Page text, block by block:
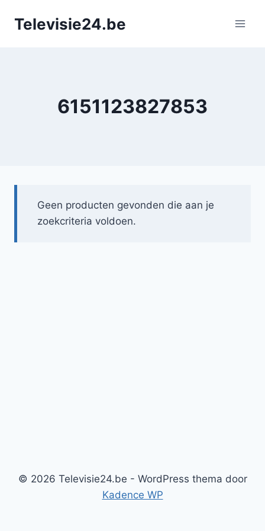
naarTelevisie24.be
6151123827853
Geen producten gevonden die aan je
zoekcriteria voldoen.
© 2026 Televisie24.be - WordPress thema door
Kadence WP